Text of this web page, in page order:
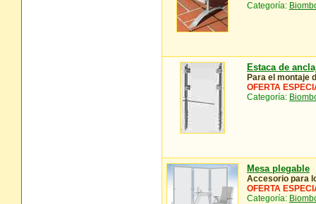
Categoría:
Estaca de
Para el montaje
OFERTA
Categoría:
Mesa plegable
Accesorio para
OFERTA
Categoría: